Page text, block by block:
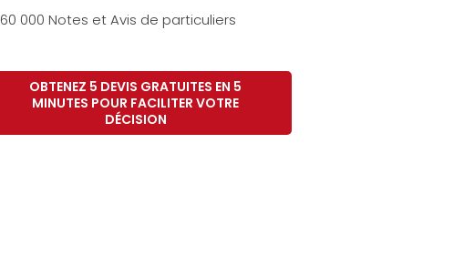
60 000 Notes et Avis de particuliers
OBTENEZ 5 DEVIS GRATUITES EN 5
MINUTES POUR FACILITER VOTRE
DÉCISION